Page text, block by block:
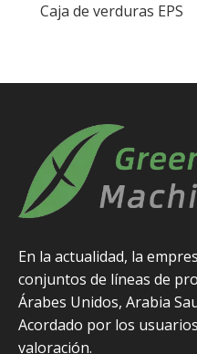
Caja de verduras EPS
En la actualidad, la
conjuntos de líneas de
Árabes Unidos, Arabia
Acordado por los
valoración.